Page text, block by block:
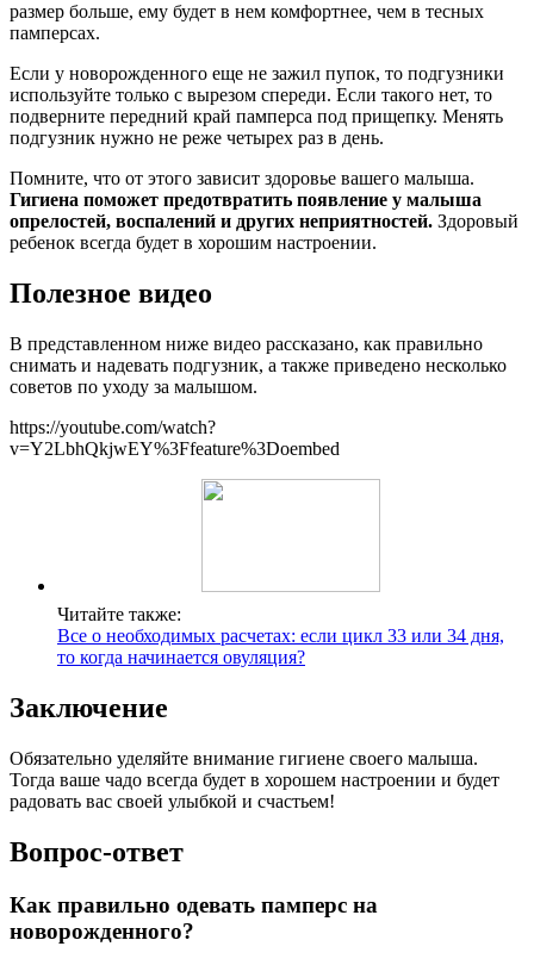
размер больше, ему будет в нем комфортнее, чем в тесных
памперсах.
Если у новорожденного еще не зажил пупок, то подгузники
используйте только с вырезом спереди. Если такого нет, то
подверните передний край памперса под прищепку. Менять
подгузник нужно не реже четырех раз в день.
Помните, что от этого зависит здоровье вашего малыша.
Гигиена поможет предотвратить появление у малыша
опрелостей, воспалений и других неприятностей. Здоровый
ребенок всегда будет в хорошим настроении.
Полезное видео
В представленном ниже видео рассказано, как правильно
снимать и надевать подгузник, а также приведено несколько
советов по уходу за малышом.
https://youtube.com/watch?
v=Y2LbhQkjwEY%3Ffeature%3Doembed
Читайте также:
Все о необходимых расчетах: если цикл 33 или 34 дня,
то когда начинается овуляция?
Заключение
Обязательно уделяйте внимание гигиене своего малыша.
Тогда ваше чадо всегда будет в хорошем настроении и будет
радовать вас своей улыбкой и счастьем!
Вопрос-ответ
Как правильно одевать памперс на
новорожденного?